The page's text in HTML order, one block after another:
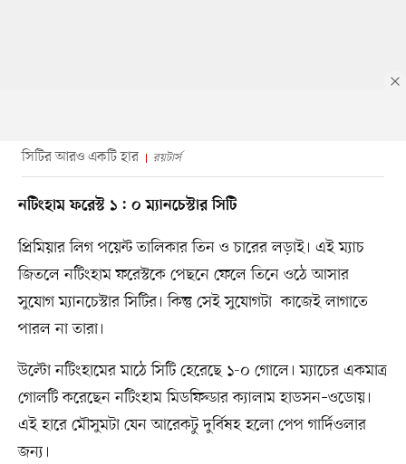
সিটির আরও একটি হার রয়টার্স
নটিংহাম ফরেস্ট ১ : ০ ম্যানচেস্টার সিটি
প্রিমিয়ার লিগ পয়েন্ট তালিকার তিন ও চারের লড়াই। এই ম্যাচ
জিতলে নটিংহাম ফরেস্টকে পেছনে ফেলে তিনে ওঠে আসার
সুযোগ ম্যানচেস্টার সিটির। কিন্তু সেই সুযোগটা কাজেই লাগাতে
পারল না তারা।
উল্টো নটিংহামের মাঠে সিটি হেরেছে ১-০ গোলে। ম্যাচের একমাত্র
গোলটি করেছেন নটিংহাম মিডফিল্ডার ক্যালাম হাডসন–ওডোয়।
এই হারে মৌসুমটা যেন আরেকটু দুর্বিষহ হলো পেপ গার্দিওলার
জন্য।